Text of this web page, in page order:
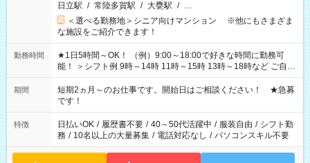
日立駅 / 常陸多賀駅 / 大甕駅 / …
＜選べる勤務地＞シニア向けマンション ※他にもさまざま
な施設をご紹介できます！
勤務時間
★1日5時間～OK！ （例）9:00～18:00で好きな時間に勤務可
能！ ＞シフト例 9時～14時 11時～15時 13時～18時など ご自身
のご都合に合わせて勤務時間をご相談ください！ ★家庭の都合
でお休みや時間の調整が必要な場合も遠慮なくご相談くださ
い。
期間
短期2ヵ月～のお仕事です。開始日はご相談ください！ ★急募
です！
特徴 日払いOK / 履歴書不要 / 40～50代活躍中 / 服装自由 / シフト勤
務 / 10名以上の大量募集 / 電話対応なし / パソコンスキル不要